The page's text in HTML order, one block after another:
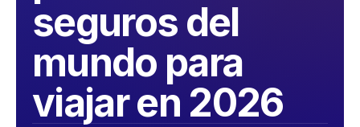
seguros del
mundo para
viajar en 2026